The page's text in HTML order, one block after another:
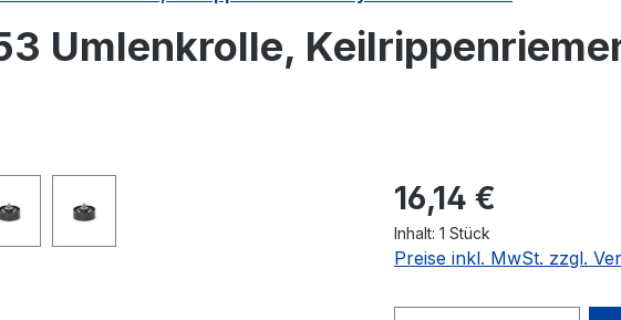
Umlenkrolle,
Regulärer Preis:
16,14 €
Inhalt: 1 Stück
Preise inkl. MwSt. zzgl.